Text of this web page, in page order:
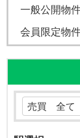
一般公開物
会員限定物